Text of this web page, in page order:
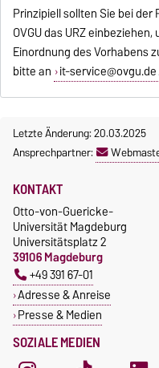
Prinzipiell sollten Sie bei
OVGU das URZ
Einordnung des Vorhabens
bitte an it-service@ovgu.de
Letzte Änderung: 20.03.2025
Ansprechpartner:
SOZIALE MEDIEN
KONTAKT
Otto-von-Guericke-
Universität Magdeburg
Universitätsplatz 2
39106 Magdeburg
+49 391 67-01
Adresse & Anreise
Presse & Medien